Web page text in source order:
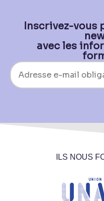
Inscrivez-vous
avec les
ILS NOUS